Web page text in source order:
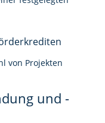
von Projekten
und -